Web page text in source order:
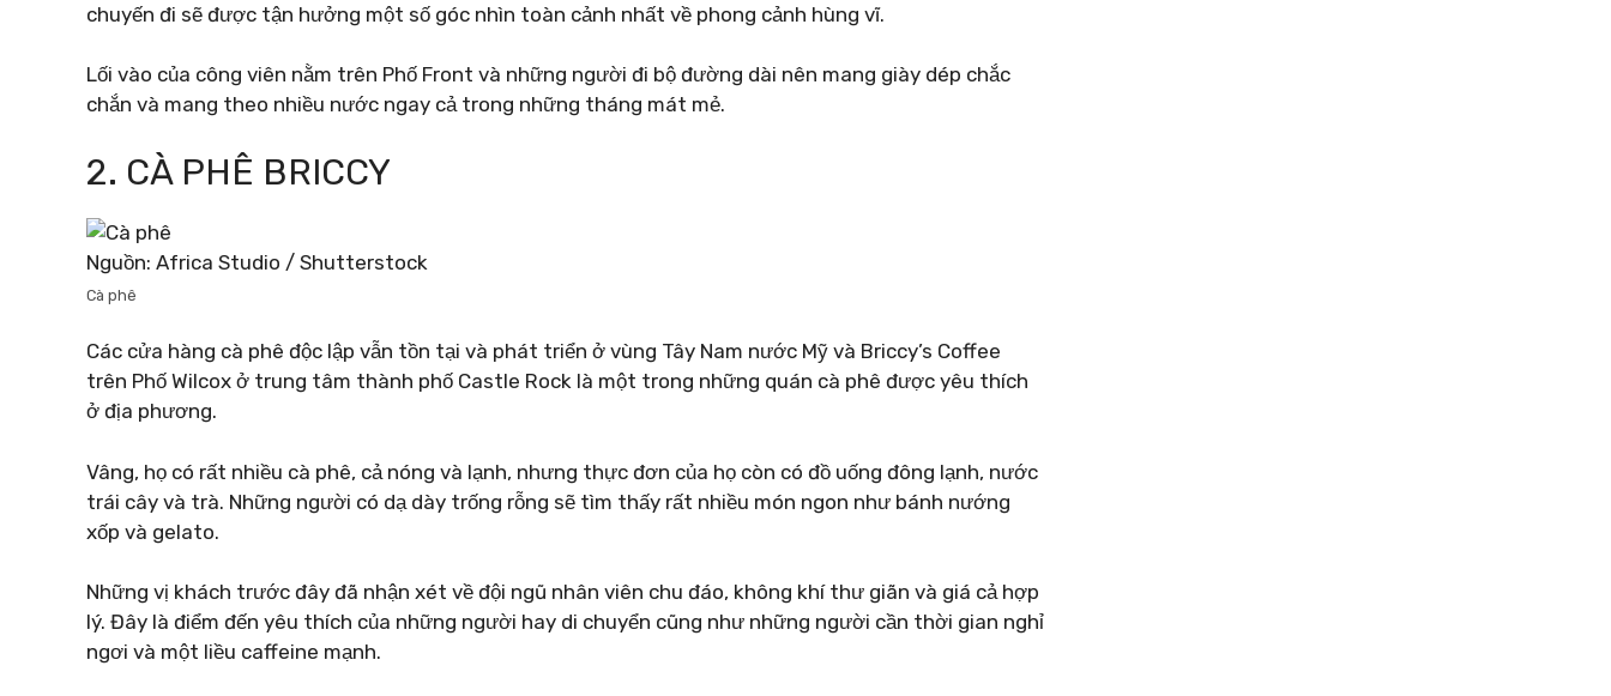
chuyến đi sẽ được tận hưởng một số góc nhìn toàn cảnh nhất về phong cảnh hùng vĩ.
Lối vào của công viên nằm trên Phố Front và những người đi bộ đường dài nên mang giày dép chắc
chắn và mang theo nhiều nước ngay cả trong những tháng mát mẻ.
2. CÀ PHÊ BRICCY
Nguồn: Africa Studio / Shutterstock
Cà phê
Các cửa hàng cà phê độc lập vẫn tồn tại và phát triển ở vùng Tây Nam nước Mỹ và Briccy’s Coffee
trên Phố Wilcox ở trung tâm thành phố Castle Rock là một trong những quán cà phê được yêu thích
ở địa phương.
Vâng, họ có rất nhiều cà phê, cả nóng và lạnh, nhưng thực đơn của họ còn có đồ uống đông lạnh, nước
trái cây và trà. Những người có dạ dày trống rỗng sẽ tìm thấy rất nhiều món ngon như bánh nướng
xốp và gelato.
Những vị khách trước đây đã nhận xét về đội ngũ nhân viên chu đáo, không khí thư giãn và giá cả hợp
lý. Đây là điểm đến yêu thích của những người hay di chuyển cũng như những người cần thời gian nghỉ
ngơi và một liều caffeine mạnh.